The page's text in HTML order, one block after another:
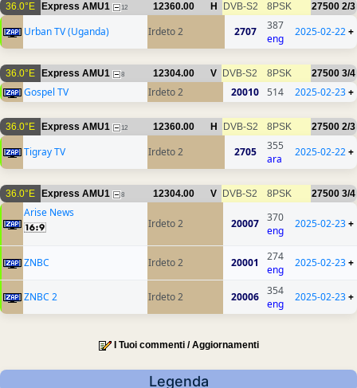
36.0°E Express AMU1 12 12360.00 H DVB-S2 8PSK 27500 2/3
Urban TV (Uganda) Irdeto 2 2707
387
eng
2025-02-22+
36.0°E Express AMU1 8 12304.00 V DVB-S2 8PSK 27500 3/4
Gospel TV Irdeto 2 20010 514 2025-02-23+
36.0°E Express AMU1 12 12360.00 H DVB-S2 8PSK 27500 2/3
Tigray TV Irdeto 2 2705
355
ara
2025-02-22+
36.0°E Express AMU1 8 12304.00 V DVB-S2 8PSK 27500 3/4
Arise News
Irdeto 2
20007
370
eng
2025-02-23+
ZNBC Irdeto 2 20001
274
eng
2025-02-23+
ZNBC 2 Irdeto 2 20006
354
eng
2025-02-23+
I Tuoi commenti / Aggiornamenti
Legenda